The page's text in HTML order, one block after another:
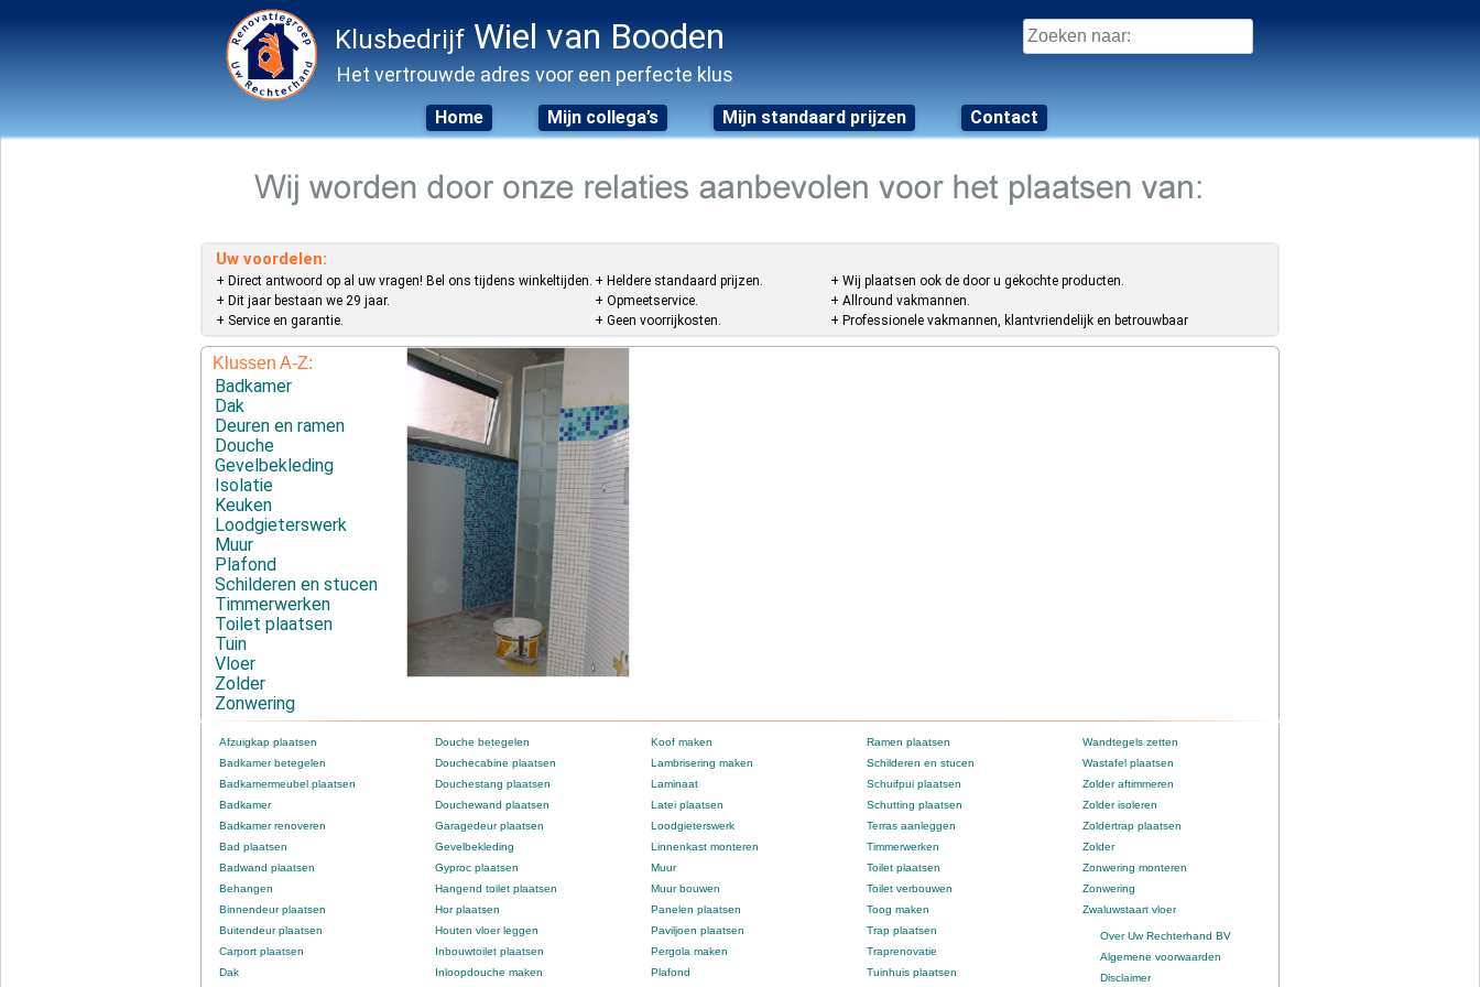
Klusbedrijf Wiel van Booden
Het vertrouwde adres voor een perfecte klus
Zoeken
naar:
Home Mijn collega’s Mijn standaard prijzen Contact
Uw voordelen:
+ Direct antwoord op al uw vragen! Bel ons tijdens winkeltijden.
+ Dit jaar bestaan we 29 jaar.
+ Service en garantie.
+ Heldere standaard prijzen.
+ Opmeetservice.
+ Geen voorrijkosten.
+ Wij plaatsen ook de door u gekochte producten.
+ Allround vakmannen.
+ Professionele vakmannen, klantvriendelijk en betrouwbaar
Klussen A-Z:
Badkamer
Dak
Deuren en ramen
Douche
Gevelbekleding
Isolatie
Keuken
Loodgieterswerk
Muur
Plafond
Schilderen en stucen
Timmerwerken
Toilet plaatsen
Tuin
Vloer
Zolder
Zonwering
Afzuigkap plaatsen
Badkamer betegelen
Badkamermeubel plaatsen
Badkamer
Badkamer renoveren
Bad plaatsen
Badwand plaatsen
Behangen
Binnendeur plaatsen
Buitendeur plaatsen
Carport plaatsen
Dak
Douche betegelen
Douchecabine plaatsen
Douchestang plaatsen
Douchewand plaatsen
Garagedeur plaatsen
Gevelbekleding
Gyproc plaatsen
Hangend toilet plaatsen
Hor plaatsen
Houten vloer leggen
Inbouwtoilet plaatsen
Inloopdouche maken
Koof maken
Lambrisering maken
Laminaat
Latei plaatsen
Loodgieterswerk
Linnenkast monteren
Muur
Muur bouwen
Panelen plaatsen
Paviljoen plaatsen
Pergola maken
Plafond
Ramen plaatsen
Schilderen en stucen
Schuifpui plaatsen
Schutting plaatsen
Terras aanleggen
Timmerwerken
Toilet plaatsen
Toilet verbouwen
Toog maken
Trap plaatsen
Traprenovatie
Tuinhuis plaatsen
Wandtegels zetten
Wastafel plaatsen
Zolder aftimmeren
Zolder isoleren
Zoldertrap plaatsen
Zolder
Zonwering monteren
Zonwering
Zwaluwstaart vloer
Over Uw Rechterhand BV
Algemene voorwaarden
Disclaimer